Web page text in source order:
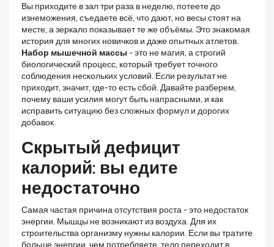
Вы приходите в зал три раза в неделю, потеете до
изнеможения, съедаете всё, что дают, но весы стоят на
месте, а зеркало показывает те же объёмы. Это знакомая
история для многих новичков и даже опытных атлетов.
Набор мышечной массы - это не магия, а строгий
биологический процесс, который требует точного
соблюдения нескольких условий. Если результат не
приходит, значит, где-то есть сбой. Давайте разберем,
почему ваши усилия могут быть напрасными, и как
исправить ситуацию без сложных формул и дорогих
добавок.
Скрытый дефицит
калорий: вы едите
недостаточно
Самая частая причина отсутствия роста - это недостаток
энергии. Мышцы не возникают из воздуха. Для их
строительства организму нужны калории. Если вы тратите
больше энергии, чем потребляете, тело переходит в